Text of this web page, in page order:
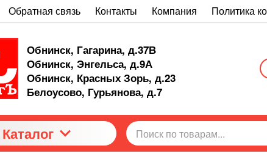
Обратная связь Контакты Компания Политика
Обнинск, Гагарина, д.37В
Обнинск, Энгельса, д.9А
Обнинск, Красных Зорь, д.23
Белоусово, Гурьянова, д.7
Каталог